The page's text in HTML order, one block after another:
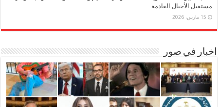
مستقبل الأجيال القادمة
15 مارس، 2026
اخبار في صور